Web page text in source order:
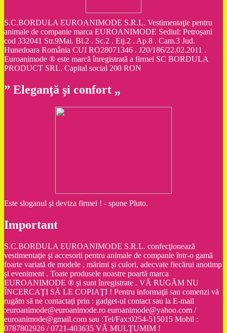
S.C.BORDULA EUROANIMODE S.R.L. Vestimentaţie pentru
animale de companie marca EUROANIMODE Sediul: Petroşani
cod 332041 Str.9Mai. Bl.2 . Sc.2 . Etj.2 . Ap.8 . Cam.3 Jud.
Hunedoara România CUI RO28071346 . J20/186/22.02.2011 .
Euroanimode ® este marcă înregistrată a firmei SC BORDULA
PRODUCT SRL. Capital social 200 RON
” Eleganţă şi confort „
Este sloganul şi deviza firmei ! - spune Pluto.
Important
S.C.BORDULA EUROANIMODE S.R.L. confecţionează
vestimentaţie şi accesorii pentru animale de companie într-o gamă
foarte variată de modele , mărimi şi culori, adecvate fiecărui anotimp
şi eveniment . Toate produsele noastre poartă marca
EUROANIMODE ® şi sunt înregistrate . VĂ RUGĂM NU
ÎNCERCAŢI SĂ LE COPIAŢI ! Pentru informaţii sau comenzi vă
rugăm să ne contactaţi prin : gadget-ul contact sau la E-mail
:euroanimode@euroanimode.ro euroanimode@yahoo.com /
euroanimode@gmail.com sau :Tel/Fax:0254-515015 Mobil :
0787802926 / 0721-403635 VĂ MULŢUMIM !